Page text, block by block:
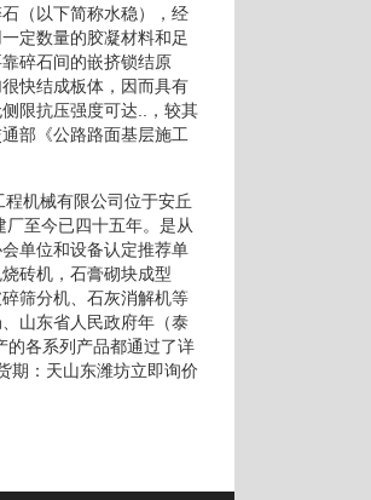
（以下简称水稳），经
定数量的胶凝材料和足
碎石间的嵌挤锁结原
快结成板体，因而具有
限抗压强度可达..，较其
部《公路路面基层施工
机械有限公司位于安丘
至今已四十五年。是从
单位和设备认定推荐单
砖机，石膏砌块成型
筛分机、石灰消解机等
山东省人民政府年（泰
的各系列产品都通过了详
期：天山东潍坊立即询价